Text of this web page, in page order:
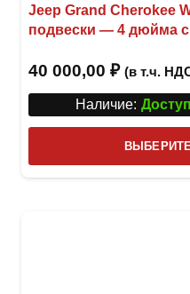
Jeep Grand Cherokee
подвески — 4 дюйма
40 000,00 ₽ (в т.ч.
Наличие: